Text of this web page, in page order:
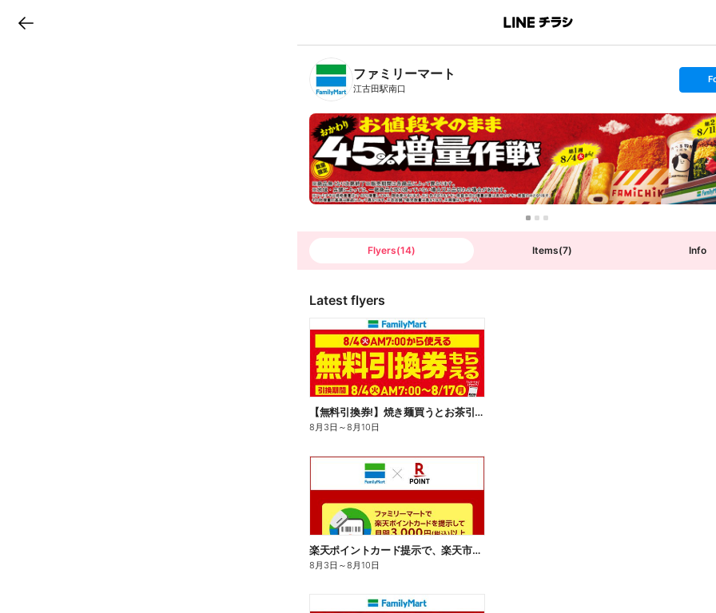
B
n
T
ファミリーマート
江古田駅南口
s
t
o
l
l
o
w
Flyers(14) Items(7) Info
Latest flyers
【無料引換券!】焼き麺買うとお茶引換券貰える!
8月3日 ～8月10日
楽天ポイントカード提示で、楽天市場でのお買い物がおトクに!
8月3日 ～8月10日